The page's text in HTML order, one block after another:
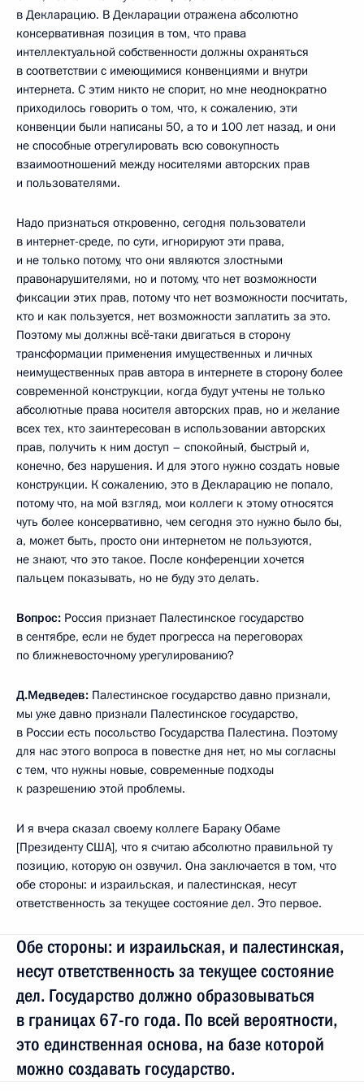
в Декларацию. В Декларации отражена абсолютно
консервативная позиция в том, что права
интеллектуальной собственности должны охраняться
в соответствии с имеющимися конвенциями и внутри
интернета. С этим никто не спорит, но мне неоднократно
приходилось говорить о том, что, к сожалению, эти
конвенции были написаны 50, а то и 100 лет назад, и они
не способные отрегулировать всю совокупность
взаимоотношений между носителями авторских прав
и пользователями.
Надо признаться откровенно, сегодня пользователи
в интернет-среде, по сути, игнорируют эти права,
и не только потому, что они являются злостными
правонарушителями, но и потому, что нет возможности
фиксации этих прав, потому что нет возможности посчитать,
кто и как пользуется, нет возможности заплатить за это.
Поэтому мы должны всё‑таки двигаться в сторону
трансформации применения имущественных и личных
неимущественных прав автора в интернете в сторону более
современной конструкции, когда будут учтены не только
абсолютные права носителя авторских прав, но и желание
всех тех, кто заинтересован в использовании авторских
прав, получить к ним доступ – спокойный, быстрый и,
конечно, без нарушения. И для этого нужно создать новые
конструкции. К сожалению, это в Декларацию не попало,
потому что, на мой взгляд, мои коллеги к этому относятся
чуть более консервативно, чем сегодня это нужно было бы,
а, может быть, просто они интернетом не пользуются,
не знают, что это такое. После конференции хочется
пальцем показывать, но не буду это делать.
Вопрос: Россия признает Палестинское государство
в сентябре, если не будет прогресса на переговорах
по ближневосточному урегулированию?
Д.Медведев: Палестинское государство давно признали,
мы уже давно признали Палестинское государство,
в России есть посольство Государства Палестина. Поэтому
для нас этого вопроса в повестке дня нет, но мы согласны
с тем, что нужны новые, современные подходы
к разрешению этой проблемы.
И я вчера сказал своему коллеге Бараку Обаме
[Президенту США], что я считаю абсолютно правильной ту
позицию, которую он озвучил. Она заключается в том, что
обе стороны: и израильская, и палестинская, несут
ответственность за текущее состояние дел. Это первое.
Обе стороны: и израильская, и палестинская,
несут ответственность за текущее состояние
дел. Государство должно образовываться
в границах 67-го года. По всей вероятности,
это единственная основа, на базе которой
можно создавать государство.